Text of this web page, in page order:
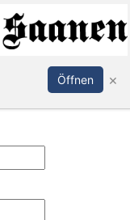
Anmelden
Öffnen ×